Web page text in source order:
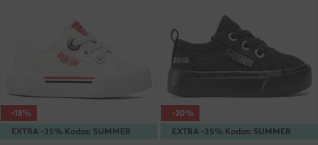
EXTRA -35% Kodas: SUMMER
-18%
EXTRA -35% Kodas: SUMMER
-20%